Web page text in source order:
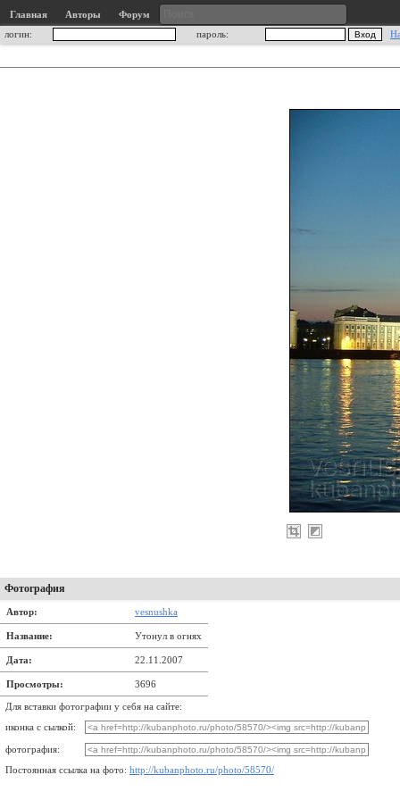
Главная Авторы
Форум
логин:
пароль:
Фотография
Автор: vesnushka
Название: Утонул в огнях
Дата: 22.11.2007
Просмотры: 3696
Для вставки фотографии у себя на сайте:
иконка с сылкой:
фотография:
Постоянная ссылка на фото: http://kubanphoto.ru/photo/58570/